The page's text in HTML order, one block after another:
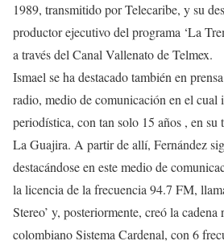
1989, transmitido por Telecaribe, y su
productor ejecutivo del programa ‘La
a través del Canal Vallenato de Telmex.
Ismael se ha destacado también en
radio, medio de comunicación en el cual
periodística, con tan solo 15 años , en
La Guajira. A partir de allí, Fernández
destacándose en este medio de
la licencia de la frecuencia 94.7 FM,
Stereo’ y, posteriormente, creó la
colombiano Sistema Cardenal, con 6